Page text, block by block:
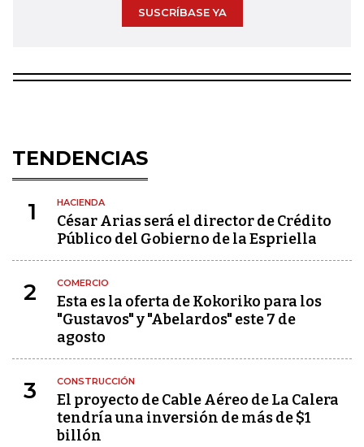
SUSCRÍBASE YA
TENDENCIAS
1 HACIENDA
César Arias será el director de Crédito
Público del Gobierno de la Espriella
2 COMERCIO
Esta es la oferta de Kokoriko para los
"Gustavos" y "Abelardos" este 7 de
agosto
3 CONSTRUCCIÓN
El proyecto de Cable Aéreo de La Calera
tendría una inversión de más de $1
billón